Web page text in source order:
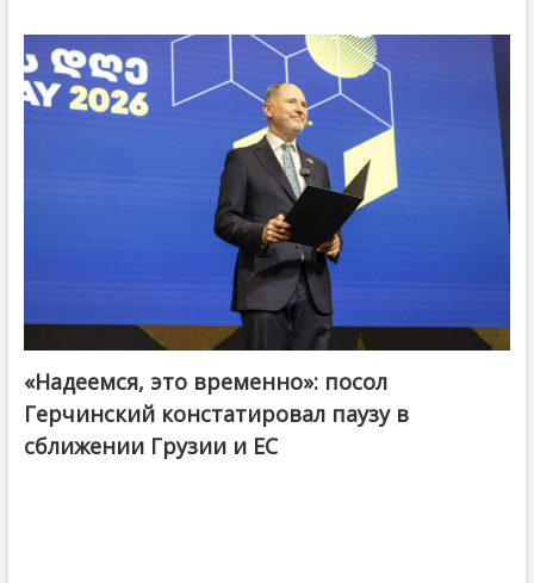
«Надеемся, это временно»: посол
Герчинский констатировал паузу в
сближении Грузии и ЕС